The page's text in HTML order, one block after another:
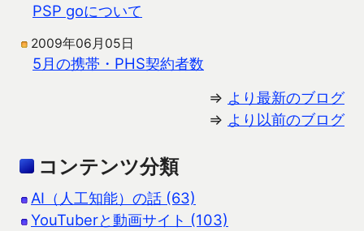
PSP goについて
2009年06月05日
5月の携帯・PHS契約者数
⇒ より最新のブログ
⇒ より以前のブログ
コンテンツ分類
AI（人工知能）の話 (63)
YouTuberと動画サイト (103)